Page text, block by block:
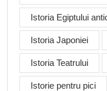
Istoria Egiptului
Istoria Japoniei
Istoria Teatrului
Istorie pentru pici